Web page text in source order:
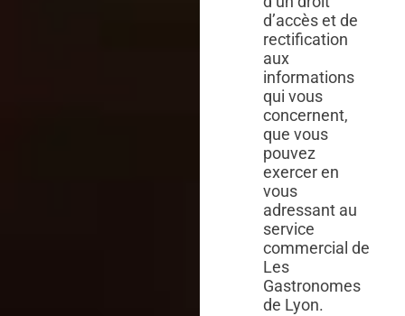
d’accès et de
rectification
aux
informations
qui vous
concernent,
que vous
pouvez
exercer en
vous
adressant au
service
commercial de
Les
Gastronomes
de Lyon.